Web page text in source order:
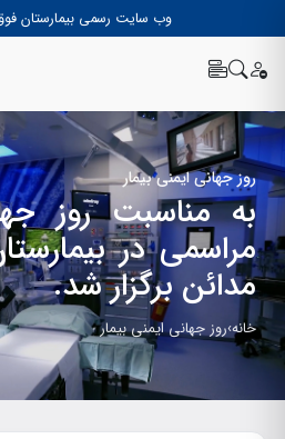
وب سایت رسمی بیمارستان
روز جهاني ايمني بيمار
به مناسبت روز
مراسمي در
مدائن برگزار شد.
خانه›روز جهاني ايمني بيمار